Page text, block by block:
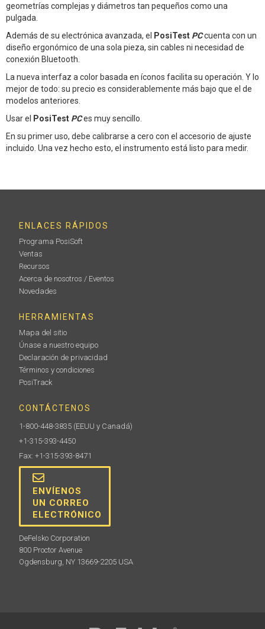
geometrías complejas y diámetros tan pequeños como una
pulgada.
Además de su electrónica avanzada, el PosiTest PCcuenta con un
diseño ergonómico de una sola pieza, sin cables ni necesidad de
conexión Bluetooth.
La nueva interfaz a color basada en íconos facilita su operación. Y lo
mejor de todo: su precio es considerablemente más bajo que el de
modelos anteriores.
Usar el PosiTest PCes muy sencillo.
En su primer uso, debe calibrarse a cero con el accesorio de ajuste
incluido. Una vez hecho esto, el instrumento está listo para medir.
ENLACES RÁPIDOS
Programa PosiSoft
Ventas
Recursos
Acerca de nosotros / Eventos
Novedades
HERRAMIENTAS
Mapa del sitio
Únase a nuestro equipo
Declaración de privacidad
Términos y condiciones
PosiTrack
CONTÁCTENOS
1-800-448-3835 (EEUU y Canadá)
+1-315-393-4450
Fax: +1-315-393-8471
ENVÍENOS
UN CORREO
ELECTRÓNICO
DeFelsko Corporation
800 Proctor Avenue
Ogdensburg, NY 13669-2205 USA